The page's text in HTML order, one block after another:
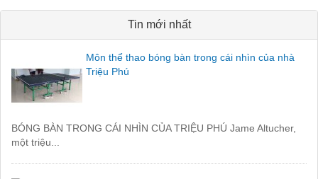
Tin mới nhất
Môn thể thao bóng bàn trong cái nhìn của nhà
Triệu Phú
BÓNG BÀN TRONG CÁI NHÌN CỦA TRIỆU PHÚ Jame Altucher,
một triệu...